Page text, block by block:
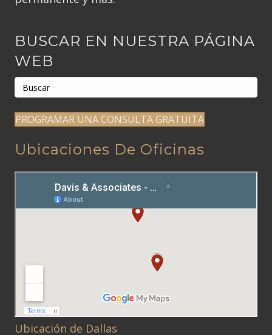
BUSCAR EN NUESTRA PÁGINA
WEB
PROGRAMAR UNA CONSULTA GRATUITA
Ubicaciones De Oficinas
Ubicación de Dallas